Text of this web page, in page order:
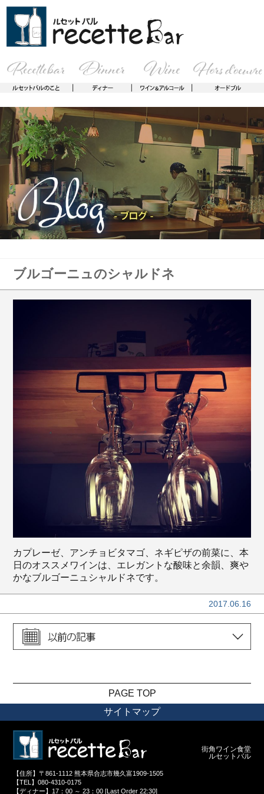
ブルゴーニュのシャルドネ
カプレーゼ、アンチョビタマゴ、ネギピザの前菜に、本
日のオススメワインは、エレガントな酸味と余韻、爽や
かなブルゴーニュシャルドネです。
2017.06.16
PAGE TOP
サイトマップ
街角ワイン食堂
ルセットバル
【住所】〒861-1112 熊本県合志市幾久富1909-1505
【TEL】080-4310-0175
【ディナー】17：00 ～ 23：00 [Last Order 22:30]